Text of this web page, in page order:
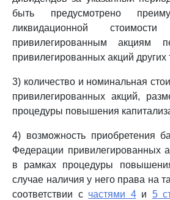
быть предусмотрено
ликвидационной
привилегированным акциям
привилегированных акций других
3) количество и номинальная
привилегированных акций,
процедуры повышения
4) возможность приобретения
Федерации привилегированных
в рамках процедуры
случае наличия у него права на
соответствии с частями 4и 5